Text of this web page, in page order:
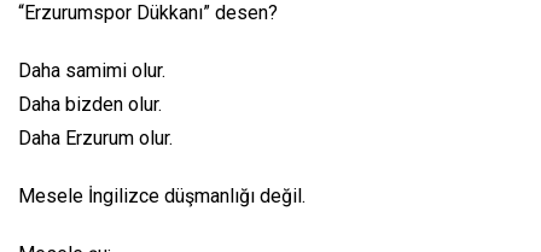
“Erzurumspor Dükkanı” desen?
Daha samimi olur.
Daha bizden olur.
Daha Erzurum olur.
Mesele İngilizce düşmanlığı değil.